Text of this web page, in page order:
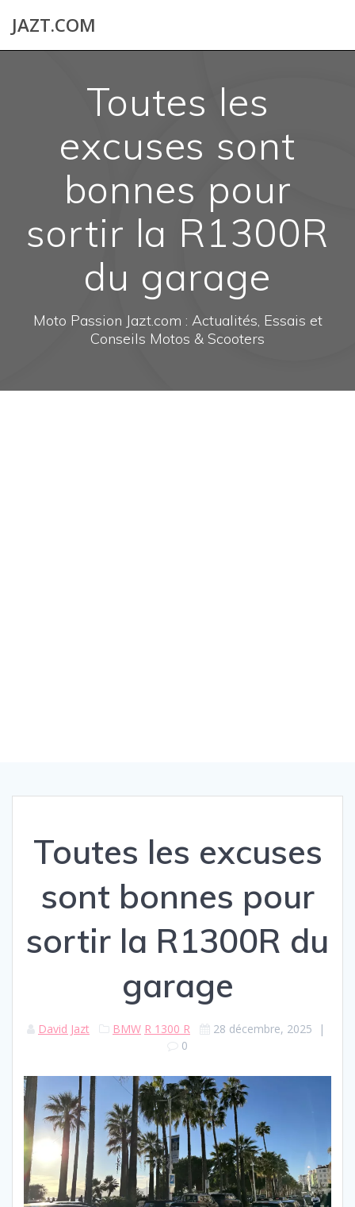
JAZT.COM
Toutes les
excuses sont
bonnes pour
sortir la R1300R
du garage
Moto Passion Jazt.com : Actualités, Essais et
Conseils Motos & Scooters
Toutes les excuses
sont bonnes pour
sortir la R1300R du
garage
David Jazt BMW R 1300 R 28 décembre, 2025 |
0